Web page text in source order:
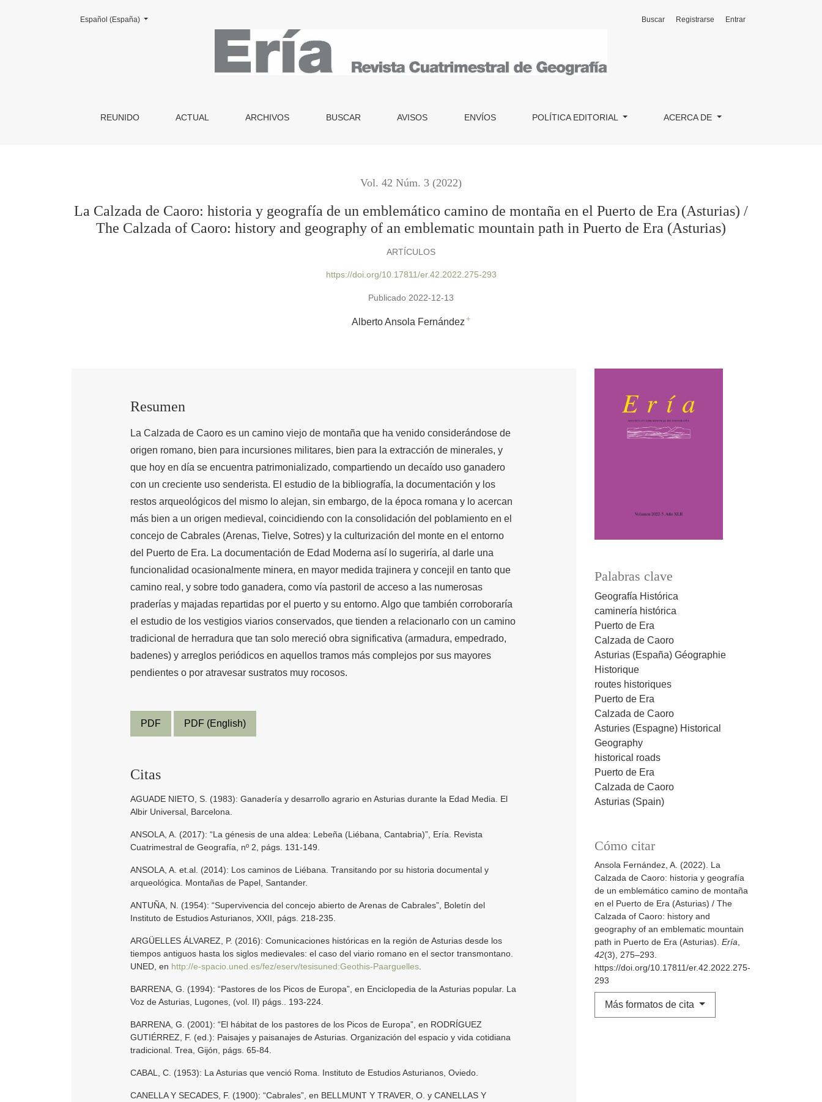
La Calzada de Caoro: historia y geografía de un emblemático camino de montaña en el Puerto de Era (Asturias) / The Calzada of Caoro: history and geography of an
REUNIDO ACTUAL ARCHIVOS BUSCAR AVISOS ENVÍOS POLÍTICA EDITORIAL ACERCA DE
Buscar Registrarse Entrar
Cambiar el idioma. El actual es:
Español (España)
Vol. 42 Núm. 3 (2022)
La Calzada de Caoro: historia y geografía de un emblemático camino de montaña en el Puerto de Era (Asturias) /
The Calzada of Caoro: history and geography of an emblematic mountain path in Puerto de Era (Asturias)
ARTÍCULOS
https://doi.org/10.17811/er.42.2022.275-293
Publicado 2022-12-13
Alberto Ansola Fernández +
Palabras clave
Geografía Histórica
caminería histórica
Puerto de Era
Calzada de Caoro
Asturias (España) Géographie
Historique
routes historiques
Puerto de Era
Calzada de Caoro
Asturies (Espagne) Historical
Geography
historical roads
Puerto de Era
Calzada de Caoro
Asturias (Spain)
Cómo citar
Ansola Fernández, A. (2022). La
Calzada de Caoro: historia y geografía
de un emblemático camino de montaña
en el Puerto de Era (Asturias) / The
Calzada of Caoro: history and
geography of an emblematic mountain
path in Puerto de Era (Asturias). Ería
42(3), 275–293.
https://doi.org/10.17811/er.42.2022.275-
293
Más formatos de cita
Resumen
La Calzada de Caoro es un camino viejo de montaña que ha venido considerándose de
origen romano, bien para incursiones militares, bien para la extracción de minerales, y
que hoy en día se encuentra patrimonializado, compartiendo un decaído uso ganadero
con un creciente uso senderista. El estudio de la bibliografía, la documentación y los
restos arqueológicos del mismo lo alejan, sin embargo, de la época romana y lo acercan
más bien a un origen medieval, coincidiendo con la consolidación del poblamiento en el
concejo de Cabrales (Arenas, Tielve, Sotres) y la culturización del monte en el entorno
del Puerto de Era. La documentación de Edad Moderna así lo sugeriría, al darle una
funcionalidad ocasionalmente minera, en mayor medida trajinera y concejil en tanto que
camino real, y sobre todo ganadera, como vía pastoril de acceso a las numerosas
praderías y majadas repartidas por el puerto y su entorno. Algo que también corroboraría
el estudio de los vestigios viarios conservados, que tienden a relacionarlo con un camino
tradicional de herradura que tan solo mereció obra significativa (armadura, empedrado,
badenes) y arreglos periódicos en aquellos tramos más complejos por sus mayores
pendientes o por atravesar sustratos muy rocosos.
PDF PDF (English)
Citas
AGUADE NIETO, S. (1983): Ganadería y desarrollo agrario en Asturias durante la Edad Media. El
Albir Universal, Barcelona.
ANSOLA, A. (2017): “La génesis de una aldea: Lebeña (Liébana, Cantabria)”, Ería. Revista
Cuatrimestral de Geografía, nº 2, págs. 131-149.
ANSOLA, A. et.al. (2014): Los caminos de Liébana. Transitando por su historia documental y
arqueológica. Montañas de Papel, Santander.
ANTUÑA, N. (1954): “Supervivencia del concejo abierto de Arenas de Cabrales”, Boletín del
Instituto de Estudios Asturianos, XXII, págs. 218-235.
ARGÜELLES ÁLVAREZ, P. (2016): Comunicaciones históricas en la región de Asturias desde los
tiempos antiguos hasta los siglos medievales: el caso del viario romano en el sector transmontano.
UNED, en http://e-spacio.uned.es/fez/eserv/tesisuned:Geothis-Paarguelles
BARRENA, G. (1994): “Pastores de los Picos de Europa”, en Enciclopedia de la Asturias popular. La
Voz de Asturias, Lugones, (vol. II) págs.. 193-224.
BARRENA, G. (2001): “El hábitat de los pastores de los Picos de Europa”, en RODRÍGUEZ
GUTIÉRREZ, F. (ed.): Paisajes y paisanajes de Asturias. Organización del espacio y vida cotidiana
tradicional. Trea, Gijón, págs. 65-84.
CABAL, C. (1953): La Asturias que venció Roma. Instituto de Estudios Asturianos, Oviedo.
CANELLA Y SECADES, F. (1900): “Cabrales”, en BELLMUNT Y TRAVER, O. y CANELLAS Y